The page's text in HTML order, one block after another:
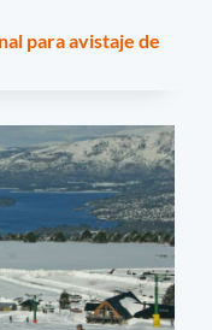
para avistaje de